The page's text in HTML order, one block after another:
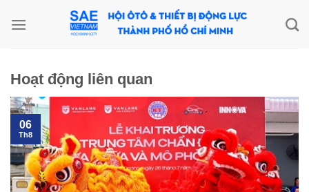
Hoạt động liên quan
06
Th8